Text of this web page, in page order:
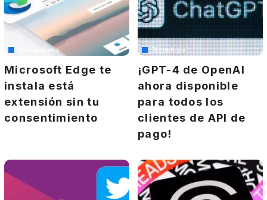
Navegadores
Microsoft Edge te
instala está
extensión sin tu
consentimiento
Tecnología
¡GPT-4 de OpenAI
ahora disponible
para todos los
clientes de API de
pago!